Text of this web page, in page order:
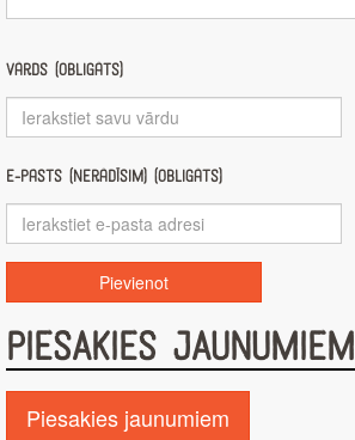
Vārds (obligāts)
E-pasts (nerādīsim) (obligāts)
PIESAKIES JAUNUMIEM
Piesakies jaunumiem